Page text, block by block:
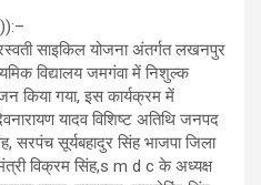
साइकिल योजना अंतर्गत लखनपुर
विद्यालय जमगंवा में निशुल्क
किया गया, इस कार्यक्रम में
यादव विशिष्ट अतिथि जनपद
सरपंच सूर्यबहादुर सिंह भाजपा जिला
विक्रम सिंह,s m d c के अध्यक्ष